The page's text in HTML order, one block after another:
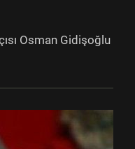
Osman Gidişoğlu